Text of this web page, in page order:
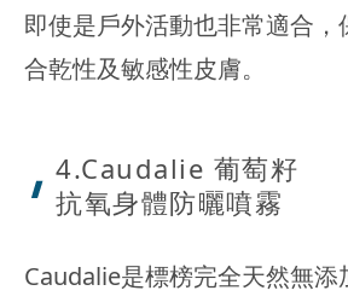
即使是戶外活動也非常適合，
合乾性及敏感性皮膚。
4.Caudalie 葡萄籽
抗氧身體防曬噴霧
Caudalie是標榜完全天然無添